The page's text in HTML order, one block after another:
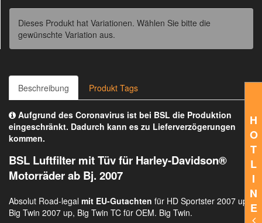
H
O
T
L
I
N
E
Dieses Produkt hat Variationen. Wählen Sie bitte die
gewünschte Variation aus.
Beschreibung Produkt Tags
Aufgrund des Coronavirus ist bei BSL die Produktion
eingeschränkt. Dadurch kann es zu Lieferverzögerungen
kommen.
BSL Luftfilter mit Tüv für Harley-Davidson®
Motorräder ab Bj. 2007
Absolut Road-legal mit EU-Gutachten für HD Sportster 2007 up,
Big Twin 2007 up, Big Twin TC für OEM. Big Twin.